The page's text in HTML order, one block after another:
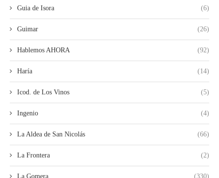
Guia de Isora (6)
Guimar (26)
Hablemos AHORA (92)
Haría (14)
Icod. de Los Vinos (5)
Ingenio (4)
La Aldea de San Nicolás (66)
La Frontera (2)
La Gomera (330)